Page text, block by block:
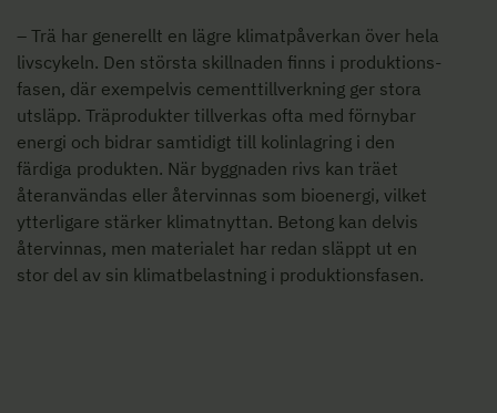
– Trä har generellt en lägre klimatpåverkan över hela
livscykeln. Den största skillnaden finns i produktions-
fasen, där exempelvis cementtillverkning ger stora
utsläpp. Träprodukter tillverkas ofta med förnybar
energi och bidrar samtidigt till kolinlagring i den
färdiga produkten. När byggnaden rivs kan träet
återanvändas eller återvinnas som bioenergi, vilket
ytterligare stärker klimatnyttan. Betong kan delvis
återvinnas, men materialet har redan släppt ut en
stor del av sin klimatbelastning i produktionsfasen.